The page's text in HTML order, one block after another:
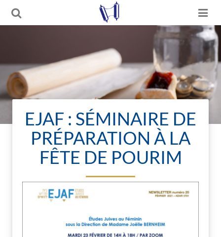
EJAF : SÉMINAIRE DE
PRÉPARATION À LA
FÊTE DE POURIM